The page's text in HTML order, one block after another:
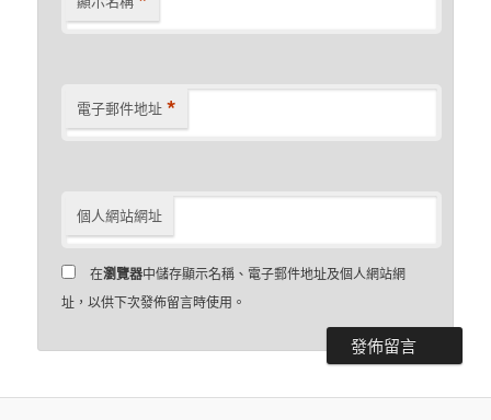
電子郵件地址 *
個人網站網址
在瀏覽器中儲存顯示名稱、電子郵件地址及個人網站網
址，以供下次發佈留言時使用。